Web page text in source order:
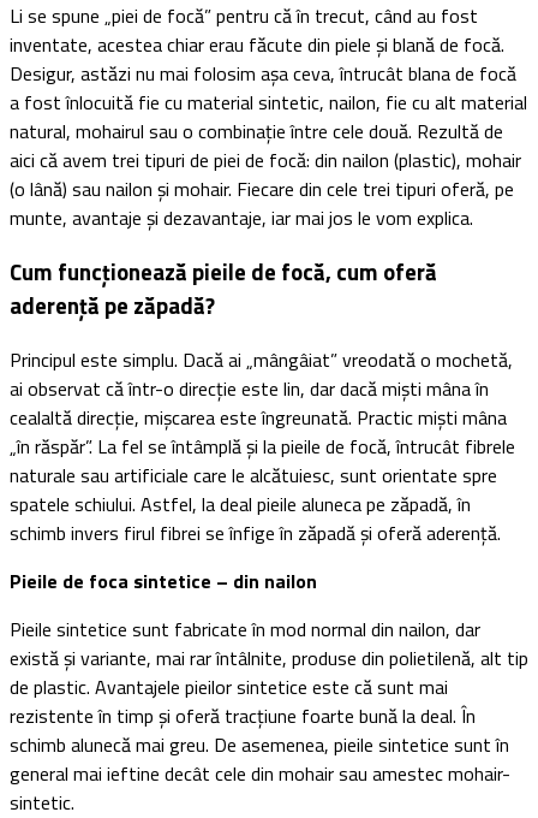
Li se spune „piei de focă” pentru că în trecut, când au fost
inventate, acestea chiar erau făcute din piele și blană de focă.
Desigur, astăzi nu mai folosim așa ceva, întrucât blana de focă
a fost înlocuită fie cu material sintetic, nailon, fie cu alt material
natural, mohairul sau o combinație între cele două. Rezultă de
aici că avem trei tipuri de piei de focă: din nailon (plastic), mohair
(o lână) sau nailon și mohair. Fiecare din cele trei tipuri oferă, pe
munte, avantaje și dezavantaje, iar mai jos le vom explica.
Cum funcționează pieile de focă, cum oferă
aderență pe zăpadă?
Principul este simplu. Dacă ai „mângâiat” vreodată o mochetă,
ai observat că într-o direcție este lin, dar dacă miști mâna în
cealaltă direcție, mișcarea este îngreunată. Practic miști mâna
„în răspăr”. La fel se întâmplă și la pieile de focă, întrucât fibrele
naturale sau artificiale care le alcătuiesc, sunt orientate spre
spatele schiului. Astfel, la deal pieile aluneca pe zăpadă, în
schimb invers firul fibrei se înfige în zăpadă și oferă aderență.
Pieile de foca sintetice – din nailon
Pieile sintetice sunt fabricate în mod normal din nailon, dar
există și variante, mai rar întâlnite, produse din polietilenă, alt tip
de plastic. Avantajele pieilor sintetice este că sunt mai
rezistente în timp și oferă tracțiune foarte bună la deal. În
schimb alunecă mai greu. De asemenea, pieile sintetice sunt în
general mai ieftine decât cele din mohair sau amestec mohair-
sintetic.